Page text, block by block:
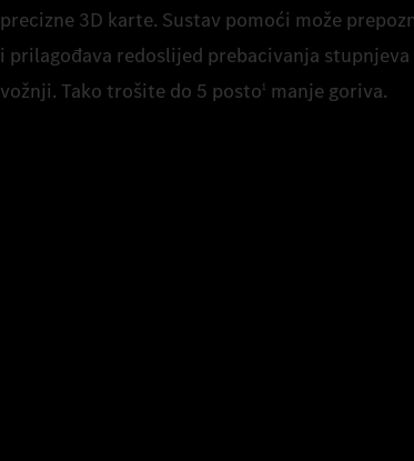
precizne 3D karte. Sustav pomoći može
i prilagođava redoslijed prebacivanja
vožnji. Tako trošite do 5 posto1 manje goriva.